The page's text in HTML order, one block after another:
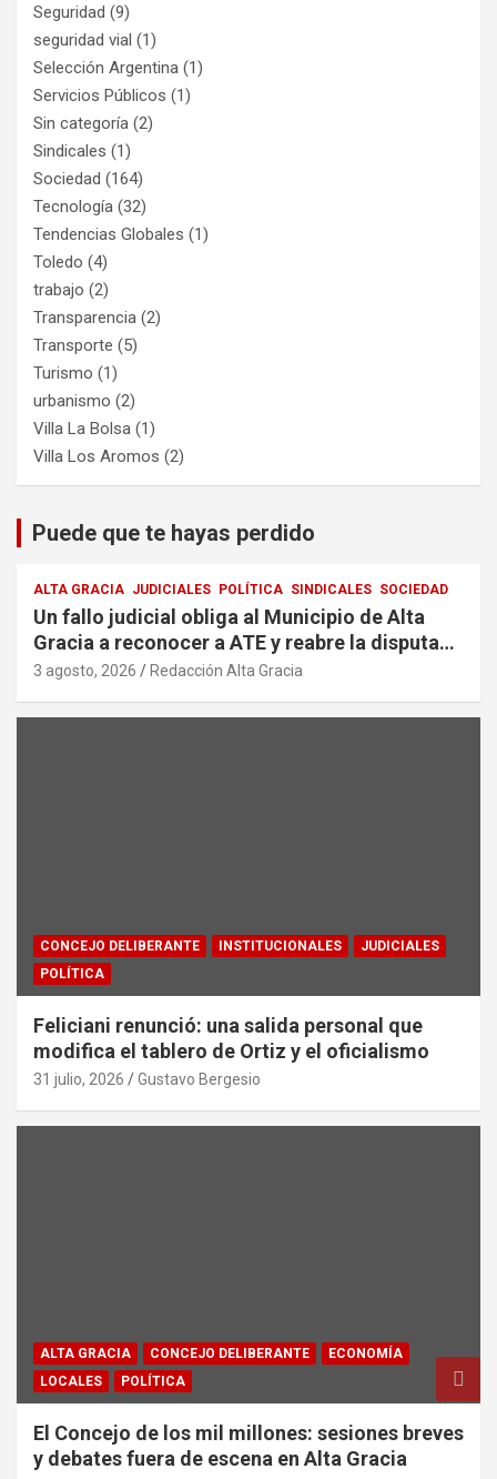
Seguridad (9)
seguridad vial (1)
Selección Argentina (1)
Servicios Públicos (1)
Sin categoría (2)
Sindicales (1)
Sociedad (164)
Tecnología (32)
Tendencias Globales (1)
Toledo (4)
trabajo (2)
Transparencia (2)
Transporte (5)
Turismo (1)
urbanismo (2)
Villa La Bolsa (1)
Villa Los Aromos (2)
Puede que te hayas perdido
ALTA GRACIA JUDICIALES POLÍTICA SINDICALES SOCIEDAD
Un fallo judicial obliga al Municipio de Alta
Gracia a reconocer a ATE y reabre la disputa
por la representación sindical
3 agosto, 2026 Redacción Alta Gracia
CONCEJO DELIBERANTE INSTITUCIONALES
JUDICIALES
POLÍTICA
Feliciani renunció: una salida personal que
modifica el tablero de Ortiz y el oficialismo
31 julio, 2026 Gustavo Bergesio
ALTA GRACIA CONCEJO DELIBERANTE
ECONOMÍA
LOCALES
POLÍTICA
El Concejo de los mil millones: sesiones breves
y debates fuera de escena en Alta Gracia